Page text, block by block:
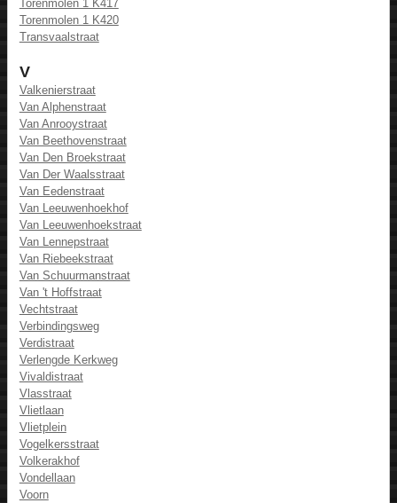
Torenmolen 1 K417
Torenmolen 1 K420
Transvaalstraat
V
Valkenierstraat
Van Alphenstraat
Van Anrooystraat
Van Beethovenstraat
Van Den Broekstraat
Van Der Waalsstraat
Van Eedenstraat
Van Leeuwenhoekhof
Van Leeuwenhoekstraat
Van Lennepstraat
Van Riebeekstraat
Van Schuurmanstraat
Van 't Hoffstraat
Vechtstraat
Verbindingsweg
Verdistraat
Verlengde Kerkweg
Vivaldistraat
Vlasstraat
Vlietlaan
Vlietplein
Vogelkersstraat
Volkerakhof
Vondellaan
Voorn